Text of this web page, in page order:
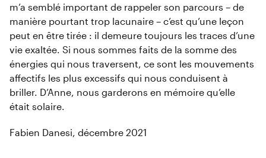
m’a semblé important de rappeler son parcours – de
manière pourtant trop lacunaire – c’est qu’une leçon
peut en être tirée : il demeure toujours les traces d’une
vie exaltée. Si nous sommes faits de la somme des
énergies qui nous traversent, ce sont les mouvements
affectifs les plus excessifs qui nous conduisent à
briller. D’Anne, nous garderons en mémoire qu’elle
était solaire.
Fabien Danesi, décembre 2021